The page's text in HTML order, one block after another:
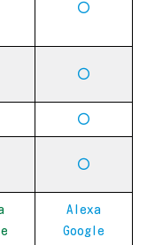
〇
〇
〇
〇
Alexa
Google